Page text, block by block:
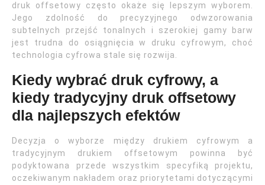
druk offsetowy często okaże się lepszym wyborem.
Jego zdolność do precyzyjnego odwzorowania
subtelnych przejść tonalnych i szerokiej gamy barw
jest trudna do osiągnięcia w druku cyfrowym, choć
technologia cyfrowa stale się rozwija.
Kiedy wybrać druk cyfrowy, a
kiedy tradycyjny druk offsetowy
dla najlepszych efektów
Decyzja o wyborze między drukiem cyfrowym a
tradycyjnym drukiem offsetowym powinna być
podyktowana przede wszystkim specyfiką projektu,
oczekiwanym nakładem oraz priorytetami dotyczącymi